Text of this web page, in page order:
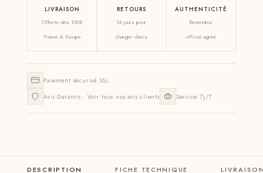
LIVRAISON
Offerte dès 100€
France & Europe
RETOURS
14 jours pour
changer d'avis
AUTHENTICITÉ
Revendeur
officiel agréé
Paiement sécurisé SSL
Avis Garantis · Voir tous nos avis clients
Service 7j/7
DESCRIPTION FICHE TECHNIQUE